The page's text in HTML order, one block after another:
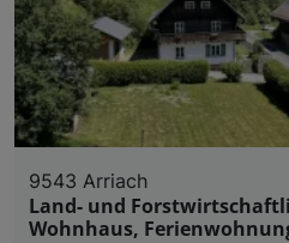
9543 Arriach
Land- und
Wohnhaus,